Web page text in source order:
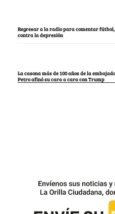
Regresar a la radio para comentar
contra la depresión
La casona más de 100 años de la
Petro afinó su cara a cara con Trump